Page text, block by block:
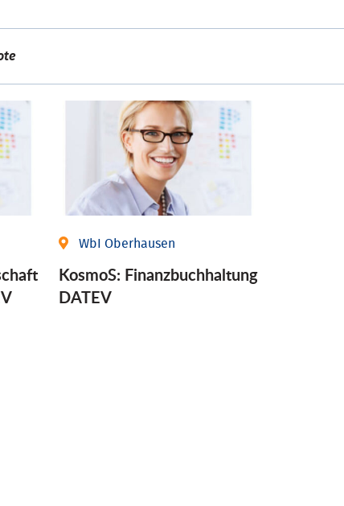
WbI Oberhausen
KosmoS: Finanzbuchhaltung
DATEV